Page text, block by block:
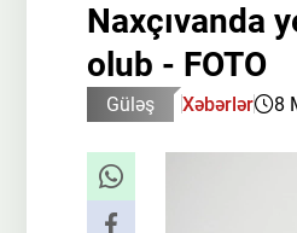
Naxçıvanda
olub - FOTO
Güləş Xəbərlər 8